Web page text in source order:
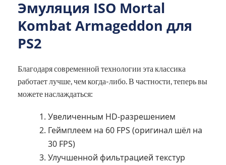
Эмуляция ISO Mortal
Kombat Armageddon для
PS2
Благодаря современной технологии эта классика
работает лучше, чем когда-либо. В частности, теперь вы
можете наслаждаться:
Увеличенным HD-разрешением
Геймплеем на 60 FPS (оригинал шёл на
30 FPS)
Улучшенной фильтрацией текстур